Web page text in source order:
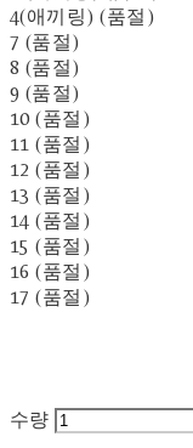
4(애끼링) (품절)
7 (품절)
8 (품절)
9 (품절)
10 (품절)
11 (품절)
12 (품절)
13 (품절)
14 (품절)
15 (품절)
16 (품절)
17 (품절)
수량